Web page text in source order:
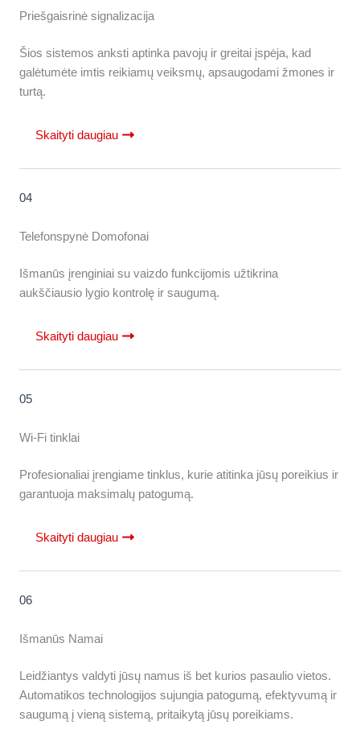
Priešgaisrinė signalizacija
Šios sistemos anksti aptinka pavojų ir greitai įspėja, kad
galėtumėte imtis reikiamų veiksmų, apsaugodami žmones ir
turtą.
Skaityti daugiau
04
Telefonspynė Domofonai
Išmanūs įrenginiai su vaizdo funkcijomis užtikrina
aukščiausio lygio kontrolę ir saugumą.
Skaityti daugiau
05
Wi-Fi tinklai
Profesionaliai įrengiame tinklus, kurie atitinka jūsų poreikius ir
garantuoja maksimalų patogumą.
Skaityti daugiau
06
Išmanūs Namai
Leidžiantys valdyti jūsų namus iš bet kurios pasaulio vietos.
Automatikos technologijos sujungia patogumą, efektyvumą ir
saugumą į vieną sistemą, pritaikytą jūsų poreikiams.